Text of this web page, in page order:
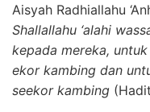
Aisyah Radhiallahu
Shallallahu ‘alahi
kepada mereka,
ekor kambing dan
seekor kambing